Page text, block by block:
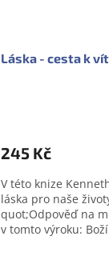
Láska - cesta k
245 Kč
V této knize
láska pro naše
quot;Odpověď na
v tomto výroku: